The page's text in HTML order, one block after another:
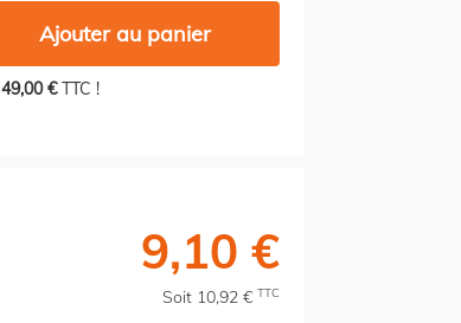
Ajouter au panier
49,00 €TTC !
9,10 €
Soit 10,92 € TTC